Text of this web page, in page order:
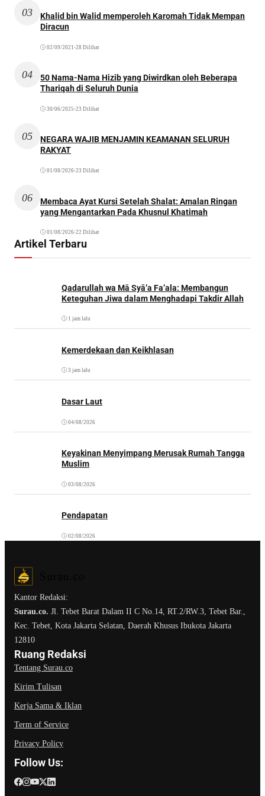
03
Khalid bin Walid memperoleh Karomah Tidak Mempan
Diracun
02/09/2021 •28 Dilihat
04
50 Nama-Nama Hizib yang Diwirdkan oleh Beberapa
Thariqah di Seluruh Dunia
30/06/2025 •23 Dilihat
05
NEGARA WAJIB MENJAMIN KEAMANAN SELURUH
RAKYAT
01/08/2026•23 Dilihat
06
Membaca Ayat Kursi Setelah Shalat: Amalan Ringan
yang Mengantarkan Pada Khusnul Khatimah
01/08/2026•22 Dilihat
Artikel Terbaru
Qadarullah wa Mā Syā’a Fa’ala: Membangun
Keteguhan Jiwa dalam Menghadapi Takdir Allah
1 jam lalu
Kemerdekaan dan Keikhlasan
3 jam lalu
Dasar Laut
04/08/2026
Keyakinan Menyimpang Merusak Rumah Tangga
Muslim
03/08/2026
Pendapatan
02/08/2026
Kantor Redaksi:
Surau.co. Jl. Tebet Barat Dalam II C No.14, RT.2/RW.3, Tebet Bar.,
Kec. Tebet, Kota Jakarta Selatan, Daerah Khusus Ibukota Jakarta
12810
Ruang Redaksi
Tentang Surau.co
Kirim Tulisan
Kerja Sama & Iklan
Term of Service
Privacy Policy
Follow Us: